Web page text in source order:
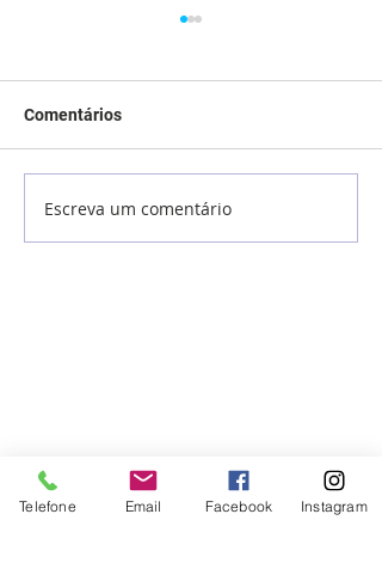
Como tirar a chupeta sem
trauma?
Comentários
Escreva um comentário
Telefone Email Facebook Instagram